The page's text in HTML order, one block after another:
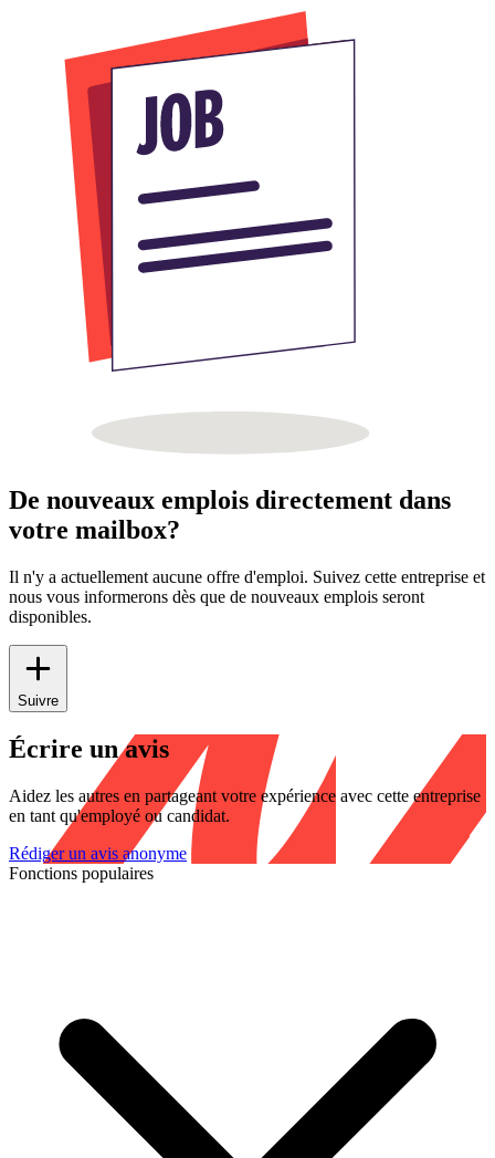
De nouveaux emplois directement dans
votre mailbox?
Il n'y a actuellement aucune offre d'emploi. Suivez cette entreprise et
nous vous informerons dès que de nouveaux emplois seront
disponibles.
Suivre
Écrire un avis
Aidez les autres en partageant votre expérience avec cette entreprise
en tant qu'employé ou candidat.
Rédiger un avis anonyme
Fonctions populaires